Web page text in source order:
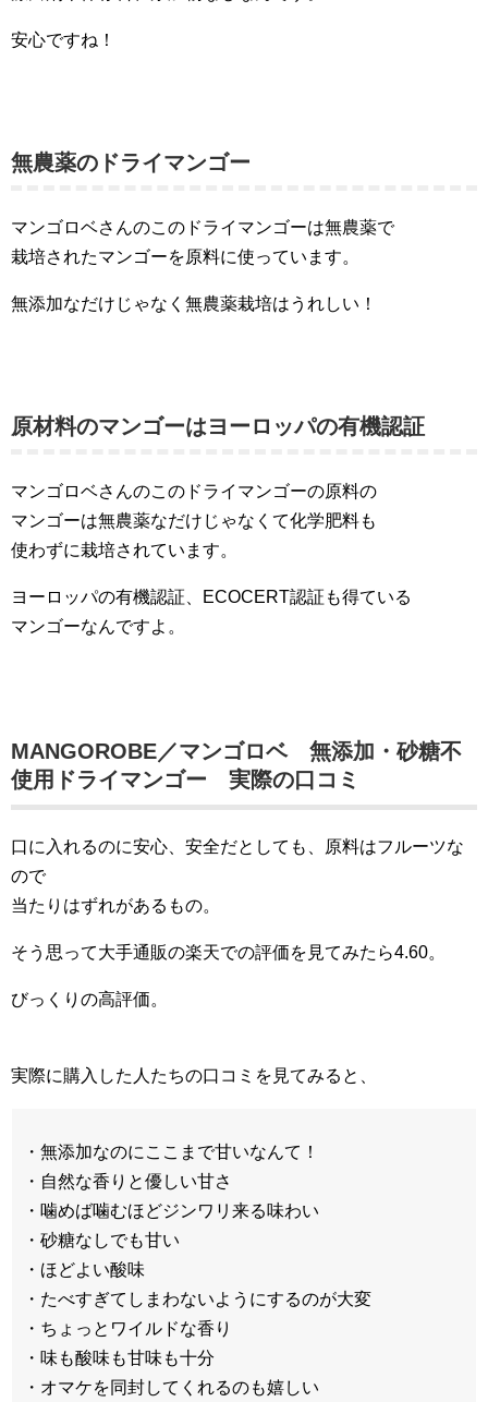
安心ですね！
無農薬のドライマンゴー
マンゴロベさんのこのドライマンゴーは無農薬で
栽培されたマンゴーを原料に使っています。
無添加なだけじゃなく無農薬栽培はうれしい！
原材料のマンゴーはヨーロッパの有機認証
マンゴロベさんのこのドライマンゴーの原料の
マンゴーは無農薬なだけじゃなくて化学肥料も
使わずに栽培されています。
ヨーロッパの有機認証、ECOCERT認証も得ている
マンゴーなんですよ。
MANGOROBE／マンゴロベ 無添加・砂糖不
使用ドライマンゴー 実際の口コミ
口に入れるのに安心、安全だとしても、原料はフルーツな
ので
当たりはずれがあるもの。
そう思って大手通販の楽天での評価を見てみたら4.60。
びっくりの高評価。
実際に購入した人たちの口コミを見てみると、
・無添加なのにここまで甘いなんて！
・自然な香りと優しい甘さ
・噛めば噛むほどジンワリ来る味わい
・砂糖なしでも甘い
・ほどよい酸味
・たべすぎてしまわないようにするのが大変
・ちょっとワイルドな香り
・味も酸味も甘味も十分
・オマケを同封してくれるのも嬉しい